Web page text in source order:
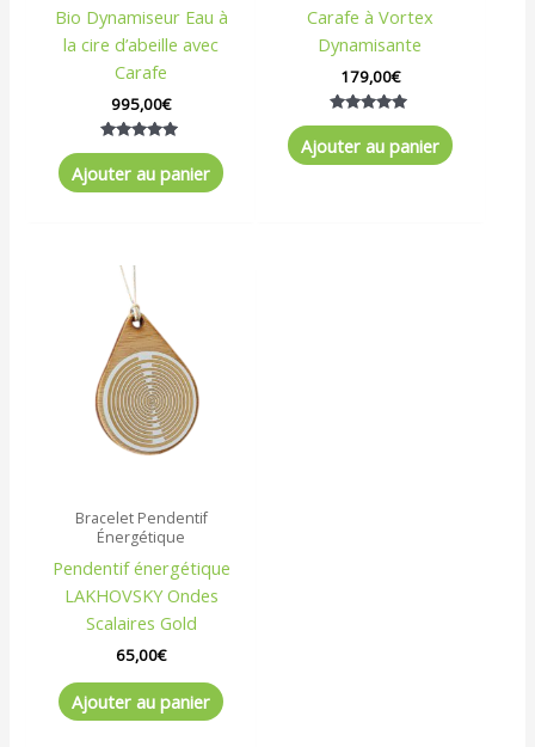
Bio Dynamiseur Eau à
la cire d’abeille avec
Carafe
995,00€
Note
sur 5
Ajouter au panier
Carafe à Vortex
Dynamisante
179,00€
Note
sur 5
Ajouter au panier
Bracelet Pendentif
Énergétique
Pendentif énergétique
LAKHOVSKY Ondes
Scalaires Gold
65,00€
Ajouter au panier